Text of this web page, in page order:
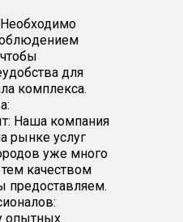
для
комплекса.
Наша компания
рынке услуг
уже много
качеством
предоставляем.
опытных